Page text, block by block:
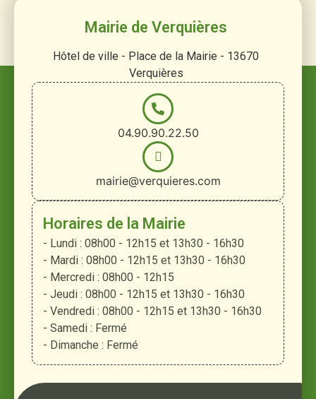
Mairie de Verquières
Hôtel de ville - Place de la Mairie - 13670
Verquières
04.90.90.22.50
mairie@verquieres.com
Horaires de la Mairie
- Lundi : 08h00 - 12h15 et 13h30 - 16h30
- Mardi : 08h00 - 12h15 et 13h30 - 16h30
- Mercredi : 08h00 - 12h15
- Jeudi : 08h00 - 12h15 et 13h30 - 16h30
- Vendredi : 08h00 - 12h15 et 13h30 - 16h30
- Samedi : Fermé
- Dimanche : Fermé